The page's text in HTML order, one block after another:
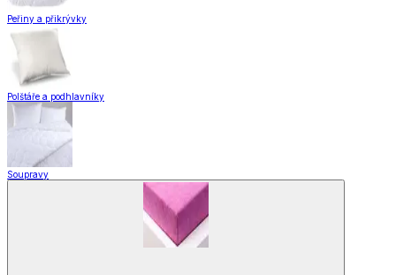
Peřiny a přikrývky
Polštáře a podhlavníky
Soupravy